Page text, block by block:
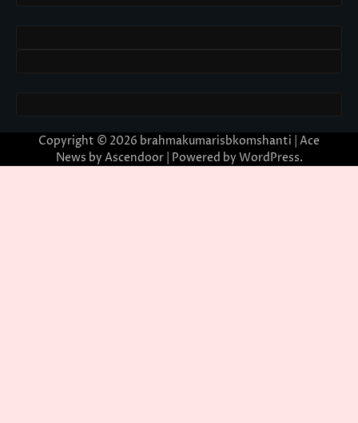
Copyright © 2026 brahmakumarisbkomshanti | Ace
News by Ascendoor| Powered by WordPress.